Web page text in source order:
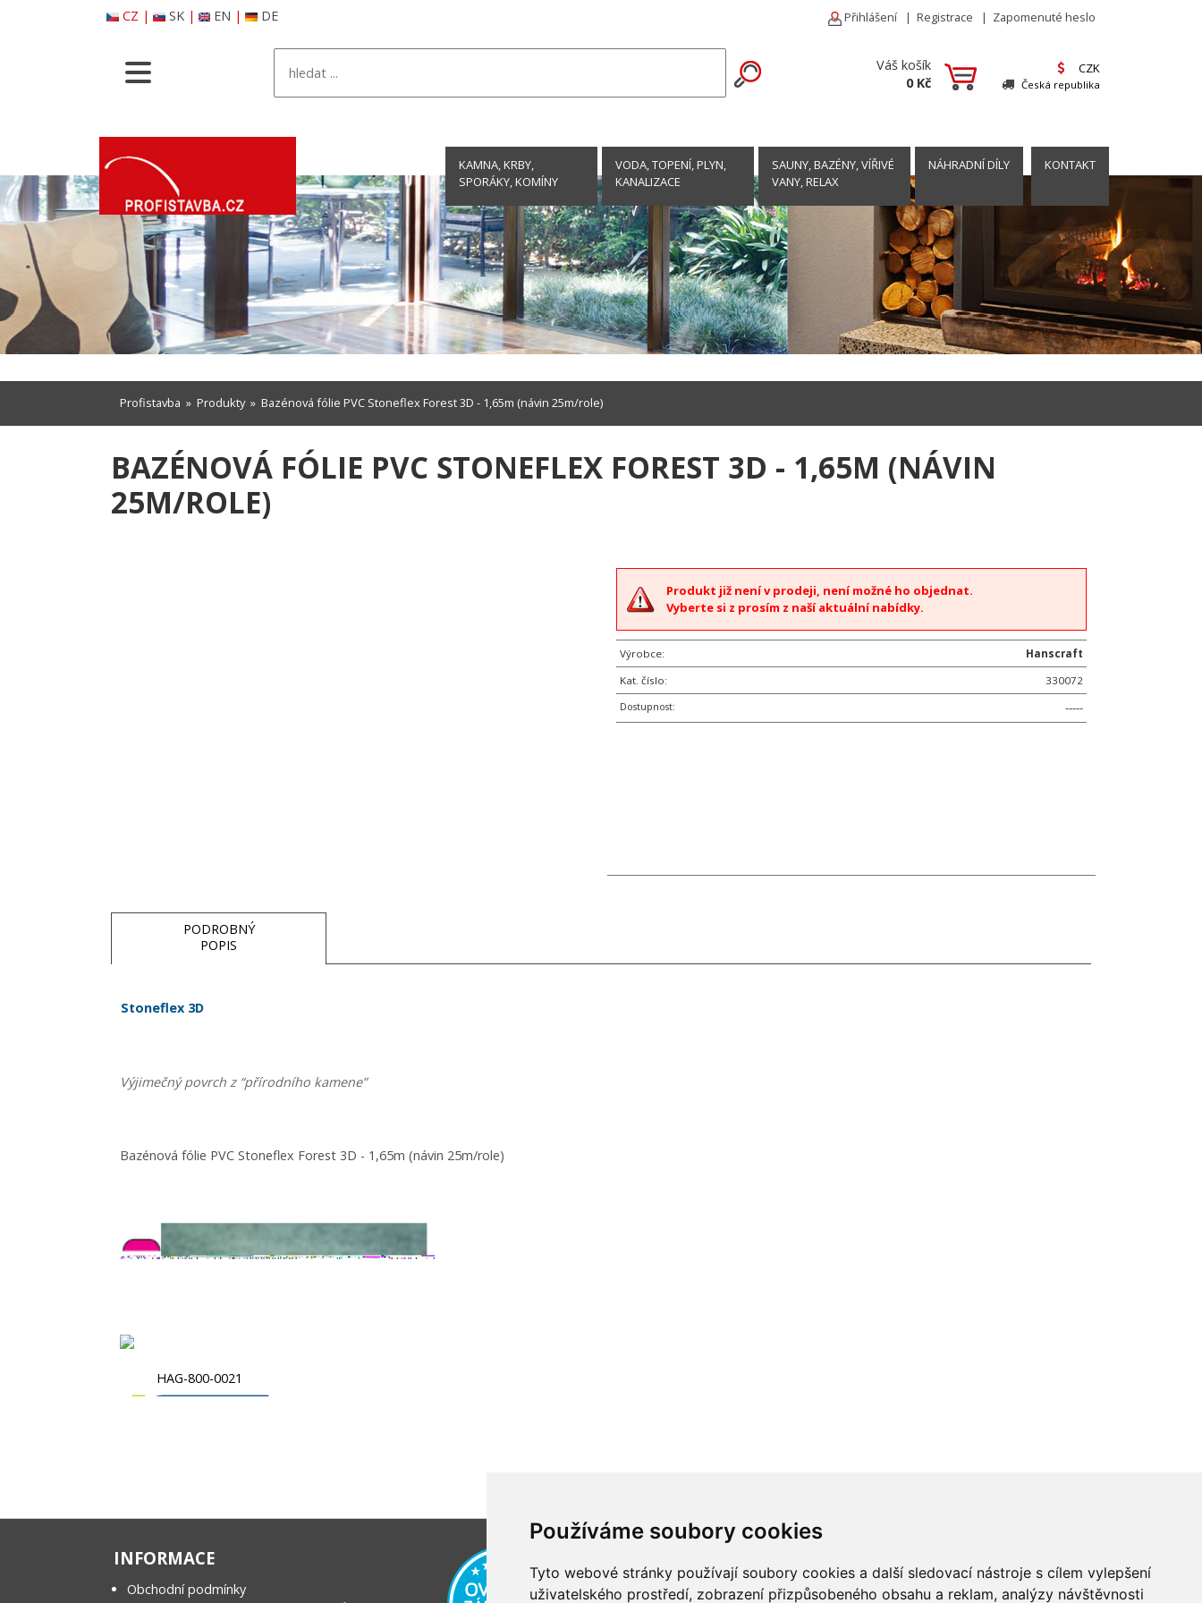
Používáme soubory cookies
Tyto webové stránky používají soubory cookies a další sledovací nástroje s cílem vylepšení
uživatelského prostředí, zobrazení přizpůsobeného obsahu a reklam, analýzy návštěvnosti
CZ | SK| EN | DE Přihlášení | Registrace | Zapomenuté heslo
Váš košík
0 Kč
CZK
Česká republika
KAMNA, KRBY,
SPORÁKY, KOMÍNY
VODA, TOPENÍ, PLYN,
KANALIZACE
SAUNY, BAZÉNY, VÍŘIVÉ
VANY, RELAX
NÁHRADNÍ DÍLY KONTAKT
Profistavba » Produkty» Bazénová fólie PVC Stoneflex Forest 3D - 1,65m (návin 25m/role)
BAZÉNOVÁ FÓLIE PVC STONEFLEX FOREST 3D - 1,65M (NÁVIN
25M/ROLE)
Produkt již není v prodeji, není možné ho objednat.
Vyberte si z prosím z naší aktuální nabídky.
Výrobce:
Hanscraft
Kat. číslo:
330072
Dostupnost:
-----
PODROBNÝ
POPIS
Stoneflex 3D
Výjimečný povrch z “přírodního kamene”
Bazénová fólie PVC Stoneflex Forest 3D - 1,65m (návin 25m/role)
HAG-800-0021
INFORMACE
Obchodní podmínky